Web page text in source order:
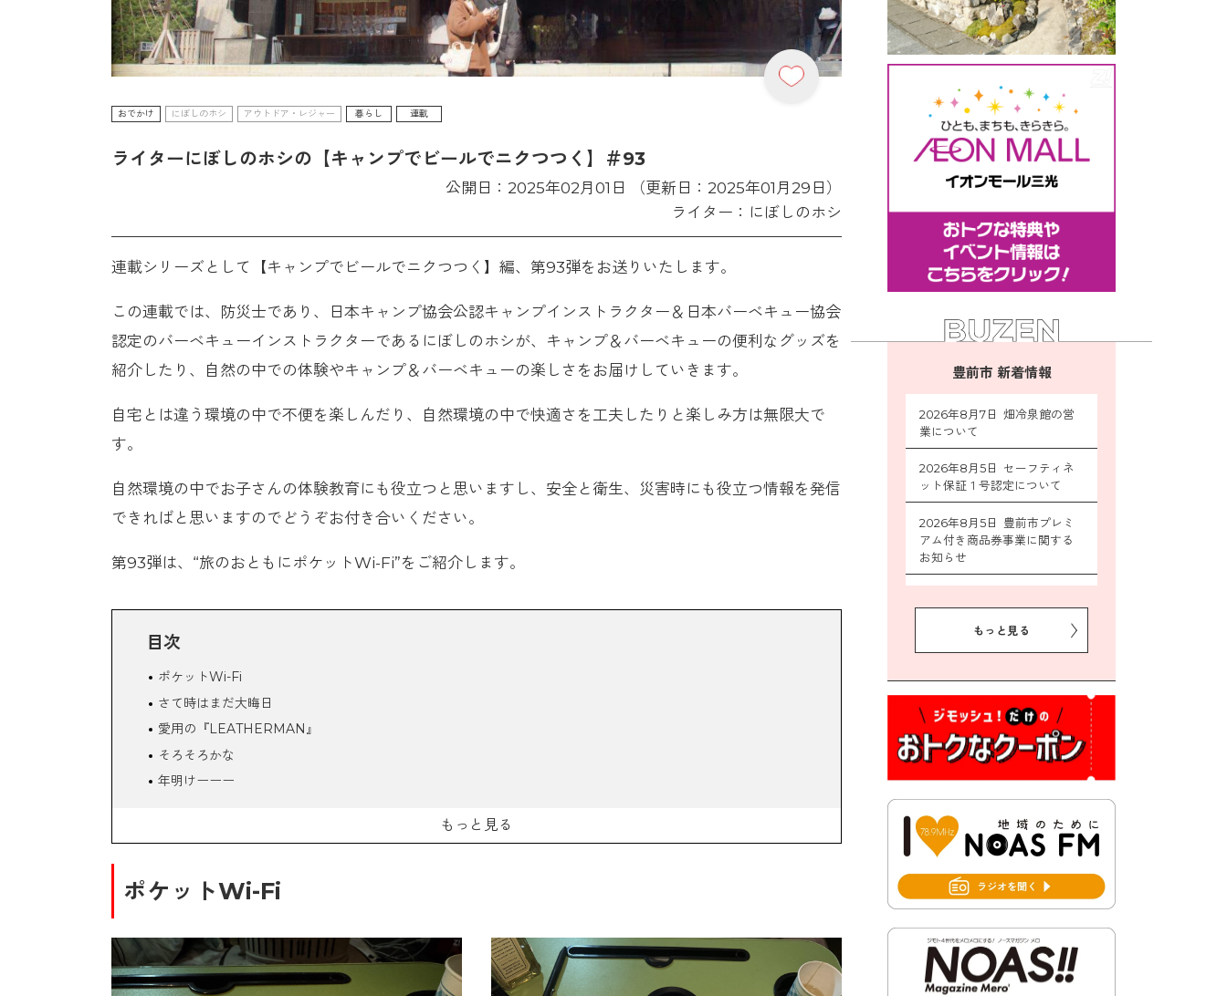
おでかけ にぼしのホシ アウトドア・レジャー 暮らし 連載
ライターにぼしのホシの【キャンプでビールでニクつつく】＃93
公開日：2025年02月01日 （更新日：2025年01月29日）
ライター：にぼしのホシ
連載シリーズとして【キャンプでビールでニクつつく】編、第93弾をお送りいたします。
この連載では、防災士であり、日本キャンプ協会公認キャンプインストラクター＆日本バーベキュー協会
認定のバーベキューインストラクターであるにぼしのホシが、キャンプ＆バーベキューの便利なグッズを
紹介したり、自然の中での体験やキャンプ＆バーベキューの楽しさをお届けしていきます。
自宅とは違う環境の中で不便を楽しんだり、自然環境の中で快適さを工夫したりと楽しみ方は無限大で
す。
自然環境の中でお子さんの体験教育にも役立つと思いますし、安全と衛生、災害時にも役立つ情報を発信
できればと思いますのでどうぞお付き合いください。
第93弾は、“旅のおともにポケットWi-Fi”をご紹介します。
目次
ポケットWi-Fi
さて時はまだ大晦日
愛用の『LEATHERMAN』
そろそろかな
年明けーーー
もっと見る
ポケットWi-Fi
豊前市 新着情報
2026年8月7日 畑冷泉館の営
業について
2026年8月5日 セーフティネ
ット保証１号認定について
2026年8月5日 豊前市プレミ
アム付き商品券事業に関する
お知らせ
ン作戦参加者募集
対抗「福岡駅伝」出場選手募
集！
2026年7月31日 第６次豊前市
総合計画後期基本計画策定業
書が変わります！
2026年7月30日 豊前市立豊前
中学校の進捗状況について
もっと見る